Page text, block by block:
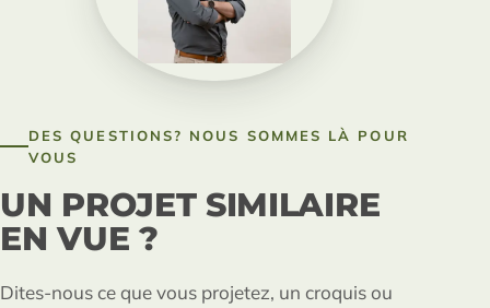
DES QUESTIONS? NOUS SOMMES LÀ POUR
VOUS
UN PROJET SIMILAIRE
EN VUE ?
Dites-nous ce que vous projetez, un croquis ou